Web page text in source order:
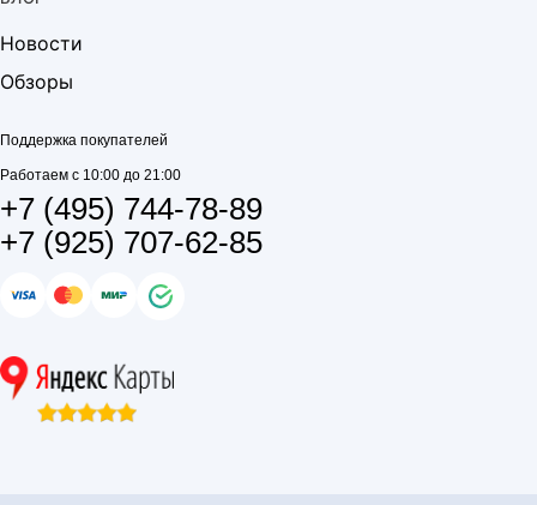
Новости
Обзоры
Поддержка покупателей
Работаем с 10:00 до 21:00
+7 (495) 744-78-89
+7 (925) 707-62-85